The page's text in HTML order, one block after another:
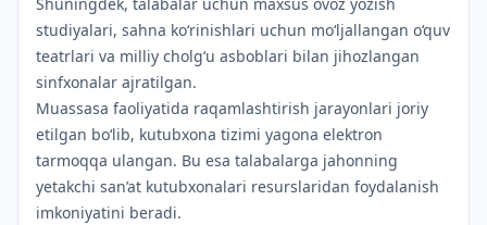
studiyalari, sahna ko‘rinishlari uchun mo‘ljallangan o‘quv
teatrlari va milliy cholg‘u asboblari bilan jihozlangan
sinfxonalar ajratilgan.
Muassasa faoliyatida raqamlashtirish jarayonlari joriy
etilgan bo‘lib, kutubxona tizimi yagona elektron
tarmoqqa ulangan. Bu esa talabalarga jahonning
yetakchi san’at kutubxonalari resurslaridan foydalanish
imkoniyatini beradi.